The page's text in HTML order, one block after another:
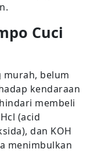
Cuci
murah, belum
kendaraan
membeli
(acid
dan KOH
menimbulkan